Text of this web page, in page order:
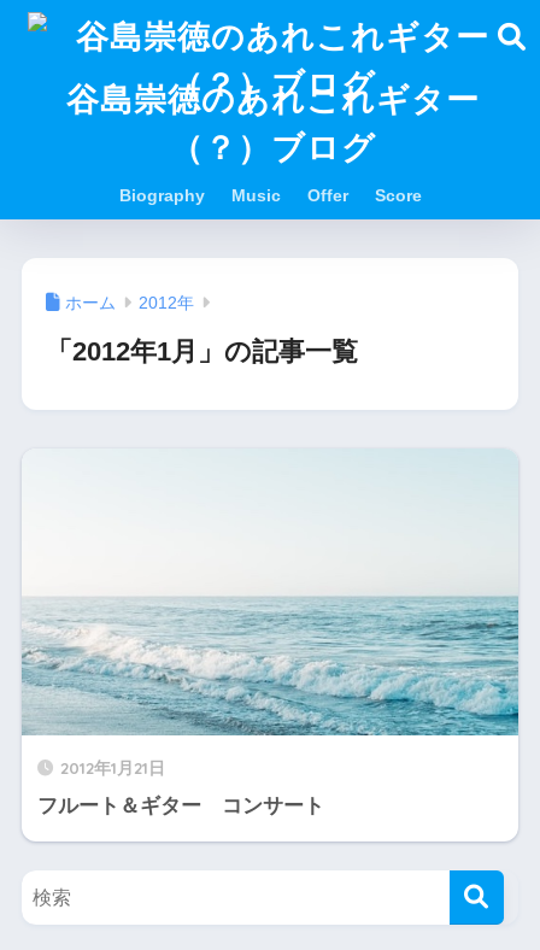
谷島崇徳のあれこれギター
（？）ブログ
Biography Music Offer Score
ホーム 2012年
「2012年1月」の記事一覧
2012年1月21日
フルート＆ギター コンサート